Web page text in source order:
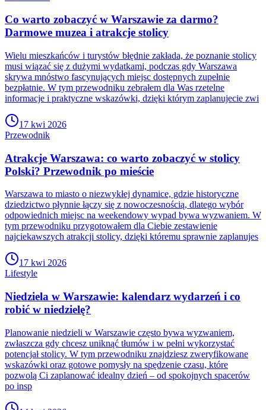
Co warto zobaczyć w Warszawie za darmo?
Darmowe muzea i atrakcje stolicy
Wielu mieszkańców i turystów błędnie zakłada, że poznanie stolicy
musi wiązać się z dużymi wydatkami, podczas gdy Warszawa
skrywa mnóstwo fascynujących miejsc dostępnych zupełnie
bezpłatnie. W tym przewodniku zebrałem dla Was rzetelne
informacje i praktyczne wskazówki, dzięki którym zaplanujecie zwi
17 kwi 2026
Przewodnik
Atrakcje Warszawa: co warto zobaczyć w stolicy
Polski? Przewodnik po mieście
Warszawa to miasto o niezwykłej dynamice, gdzie historyczne
dziedzictwo płynnie łączy się z nowoczesnością, dlatego wybór
odpowiednich miejsc na weekendowy wypad bywa wyzwaniem. W
tym przewodniku przygotowałem dla Ciebie zestawienie
najciekawszych atrakcji stolicy, dzięki któremu sprawnie zaplanujes
17 kwi 2026
Lifestyle
Niedziela w Warszawie: kalendarz wydarzeń i co
robić w niedzielę?
Planowanie niedzieli w Warszawie często bywa wyzwaniem,
zwłaszcza gdy chcesz uniknąć tłumów i w pełni wykorzystać
potencjał stolicy. W tym przewodniku znajdziesz zweryfikowane
wskazówki oraz gotowe pomysły na spędzenie czasu, które
pozwolą Ci zaplanować idealny dzień – od spokojnych spacerów
po insp